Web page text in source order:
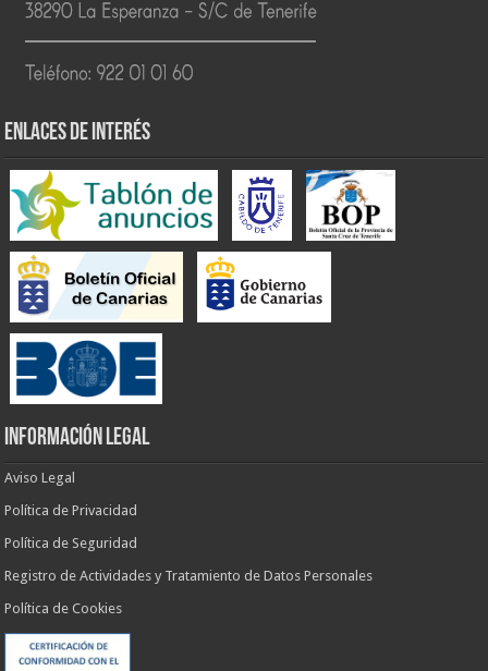
ENLACES DE INTERÉS
INFORMACIÓN LEGAL
Aviso Legal
Política de Privacidad
Política de Seguridad
Registro de Actividades y Tratamiento de Datos Personales
Política de Cookies